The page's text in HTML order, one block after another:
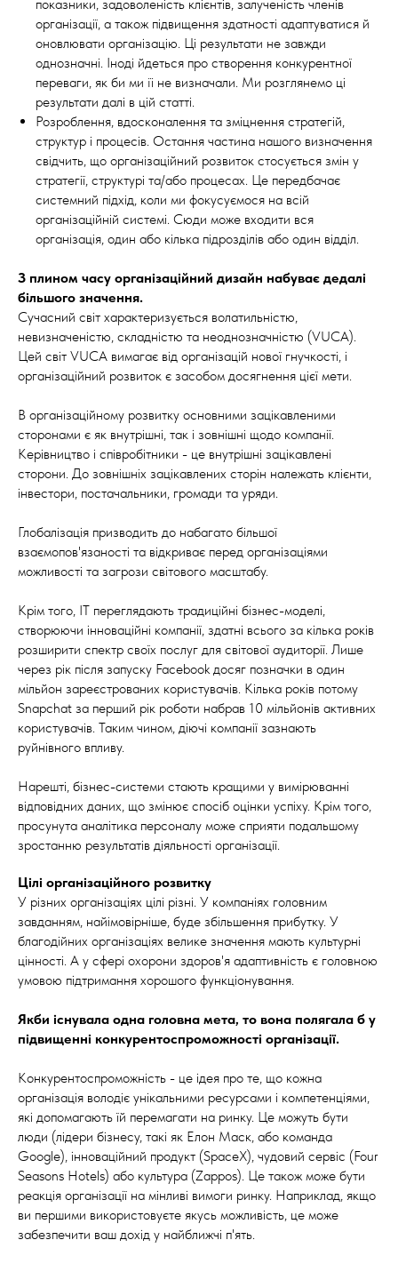
показники, задоволеність клієнтів, залученість членів
організації, а також підвищення здатності адаптуватися й
оновлювати організацію. Ці результати не завжди
однозначні. Іноді йдеться про створення конкурентної
переваги, як би ми її не визначали. Ми розглянемо ці
результати далі в цій статті.
Розроблення, вдосконалення та зміцнення стратегій,
структур і процесів. Остання частина нашого визначення
свідчить, що організаційний розвиток стосується змін у
стратегії, структурі та/або процесах. Це передбачає
системний підхід, коли ми фокусуємося на всій
організаційній системі. Сюди може входити вся
організація, один або кілька підрозділів або один відділ.
З плином часу організаційний дизайн набуває дедалі
більшого значення.
Сучасний світ характеризується волатильністю,
невизначеністю, складністю та неоднозначністю (VUCA).
Цей світ VUCA вимагає від організацій нової гнучкості, і
організаційний розвиток є засобом досягнення цієї мети.
В організаційному розвитку основними зацікавленими
сторонами є як внутрішні, так і зовнішні щодо компанії.
Керівництво і співробітники - це внутрішні зацікавлені
сторони. До зовнішніх зацікавлених сторін належать клієнти,
інвестори, постачальники, громади та уряди.
Глобалізація призводить до набагато більшої
взаємопов'язаності та відкриває перед організаціями
можливості та загрози світового масштабу.
Крім того, ІТ переглядають традиційні бізнес-моделі,
створюючи інноваційні компанії, здатні всього за кілька років
розширити спектр своїх послуг для світової аудиторії. Лише
через рік після запуску Facebook досяг позначки в один
мільйон зареєстрованих користувачів. Кілька років потому
Snapchat за перший рік роботи набрав 10 мільйонів активних
користувачів. Таким чином, діючі компанії зазнають
руйнівного впливу.
Нарешті, бізнес-системи стають кращими у вимірюванні
відповідних даних, що змінює спосіб оцінки успіху. Крім того,
просунута аналітика персоналу може сприяти подальшому
зростанню результатів діяльності організації.
Цілі організаційного розвитку
У різних організаціях цілі різні. У компаніях головним
завданням, найімовірніше, буде збільшення прибутку. У
благодійних організаціях велике значення мають культурні
цінності. А у сфері охорони здоров'я адаптивність є головною
умовою підтримання хорошого функціонування.
Якби існувала одна головна мета, то вона полягала б у
підвищенні конкурентоспроможності організації.
Конкурентоспроможність - це ідея про те, що кожна
організація володіє унікальними ресурсами і компетенціями,
які допомагають їй перемагати на ринку. Це можуть бути
люди (лідери бізнесу, такі як Елон Маск, або команда
Google), інноваційний продукт (SpaceX), чудовий сервіс (Four
Seasons Hotels) або культура (Zappos). Це також може бути
реакція організації на мінливі вимоги ринку. Наприклад, якщо
ви першими використовуєте якусь можливість, це може
забезпечити ваш дохід у найближчі п'ять.